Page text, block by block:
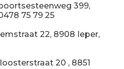
399,
75 79 25
22, 8908 Ieper,
20 , 8851